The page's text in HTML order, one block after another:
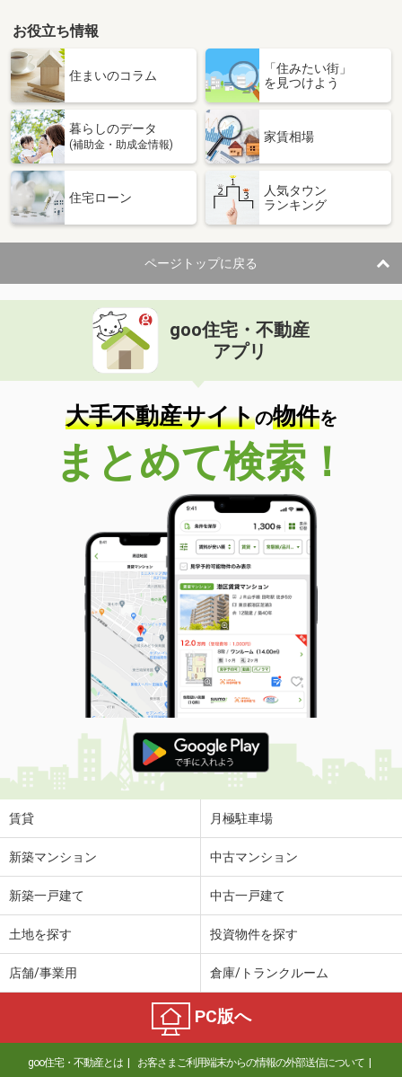
お役立ち情報
住まいのコラム
「住みたい街」
を見つけよう
暮らしのデータ
(補助金・助成金情報)
家賃相場
住宅ローン
人気タウン
ランキング
ページトップに戻る
goo住宅・不動産
アプリ
大手不動産サイトの物件を
まとめて検索！
賃貸 月極駐車場
新築マンション 中古マンション
新築一戸建て 中古一戸建て
土地を探す 投資物件を探す
店舗/事業用 倉庫/トランクルーム
PC版へ
goo住宅・不動産とは お客さまご利用端末からの情報の外部送信について